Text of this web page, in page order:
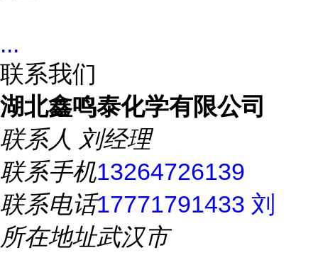
...
联系我们
湖北鑫鸣泰化学有限公司
联系人 刘经理
联系手机13264726139
联系电话17771791433 刘
所在地址武汉市